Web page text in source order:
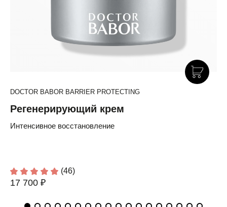
DOCTOR BABOR BARRIER PROTECTING
Регенерирующий крем
Интенсивное восстановление
(46)
17 700 ₽